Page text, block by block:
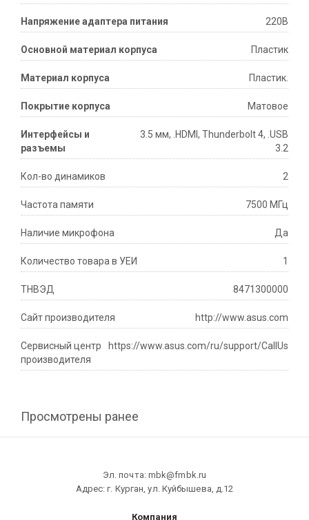
Напряжение адаптера питания 220В
Основной материал корпуса Пластик
Материал корпуса Пластик.
Покрытие корпуса Матовое
Интерфейсы и
разъемы
3.5 мм, .HDMI, Thunderbolt 4, .USB
3.2
Кол-во динамиков 2
Частота памяти 7500 МГц
Наличие микрофона Да
Количество товара в УЕИ 1
ТНВЭД 8471300000
Сайт производителя http://www.asus.com
Сервисный центр
производителя
https://www.asus.com/ru/support/CallUs
Просмотрены ранее
Эл. почта: mbk@fmbk.ru
Адрес: г. Курган, ул. Куйбышева, д.12
Компания